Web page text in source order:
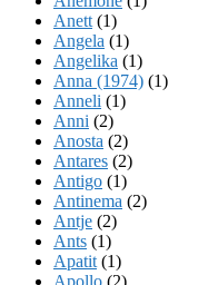
Anett (1)
Angela (1)
Angelika (1)
Anna (1974) (1)
Anneli (1)
Anni (2)
Anosta (2)
Antares (2)
Antigo (1)
Antinema (2)
Antje (2)
Ants (1)
Apatit (1)
Apollo (2)